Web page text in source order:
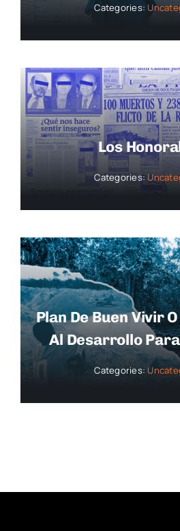
Categories:
Los
Categories:
Plan De Buen Vivir
Al Desarrollo
Categories: